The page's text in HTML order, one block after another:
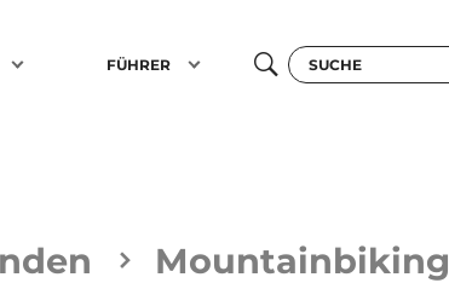
FÜHRER
Mountainbiking